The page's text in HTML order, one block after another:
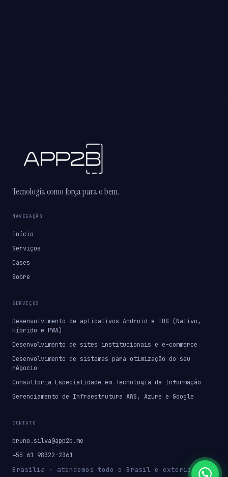
Tecnologia como força para o bem.
NAVEGAÇÃO
Início
Serviços
Cases
Sobre
SERVIÇOS
Desenvolvimento de aplicativos Android e IOS (Nativo,
Híbrido e PWA)
Desenvolvimento de sites institucionais e e-commerce
Desenvolvimento de sistemas para otimização do seu
négocio
Consultoria Especialidade em Tecnologia da Informação
Gerenciamento de Infraestrutura AWS, Azure e Google
CONTATO
bruno.silva@app2b.me
+55 61 98322-2361
Brasília · atendemos todo o Brasil e exterior